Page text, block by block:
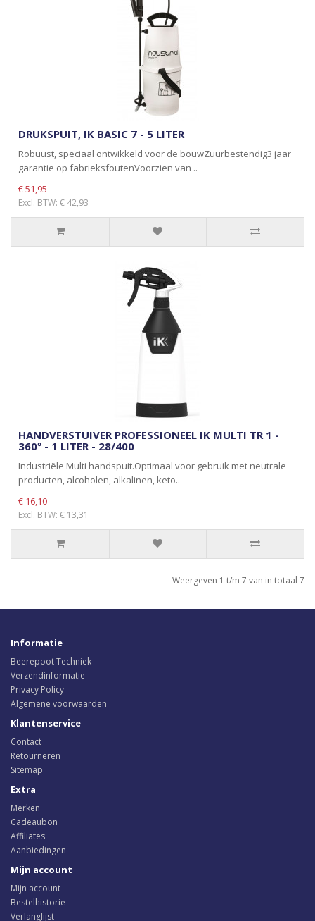
DRUKSPUIT, IK BASIC 7 - 5 LITER
Robuust, speciaal ontwikkeld voor de bouwZuurbestendig3 jaar
garantie op fabrieksfoutenVoorzien van ..
€ 51,95
Excl. BTW: € 42,93
HANDVERSTUIVER PROFESSIONEEL IK MULTI TR 1 -
360º - 1 LITER - 28/400
Industriële Multi handspuit.Optimaal voor gebruik met neutrale
producten, alcoholen, alkalinen, keto..
€ 16,10
Excl. BTW: € 13,31
Weergeven 1 t/m 7 van in totaal 7
Informatie
Beerepoot Techniek
Verzendinformatie
Privacy Policy
Algemene voorwaarden
Klantenservice
Contact
Retourneren
Sitemap
Extra
Merken
Cadeaubon
Affiliates
Aanbiedingen
Mijn account
Mijn account
Bestelhistorie
Verlanglijst